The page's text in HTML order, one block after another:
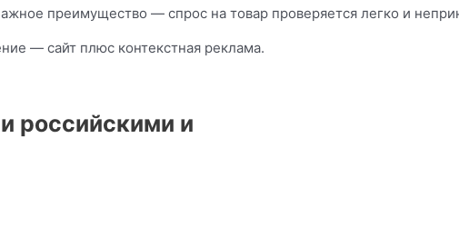
преимущество — спрос на товар проверяется легко и
— сайт плюс контекстная реклама.
российскими и